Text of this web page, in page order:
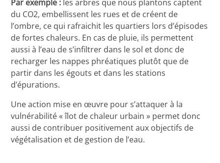
Par exemple : les arbres que nous plantons captent
du CO2, embellissent les rues et de créent de
l’ombre, ce qui rafraichit les quartiers lors d’épisodes
de fortes chaleurs. En cas de pluie, ils permettent
aussi à l’eau de s’infiltrer dans le sol et donc de
recharger les nappes phréatiques plutôt que de
partir dans les égouts et dans les stations
d’épurations.
Une action mise en œuvre pour s’attaquer à la
vulnérabilité « îlot de chaleur urbain » permet donc
aussi de contribuer positivement aux objectifs de
végétalisation et de gestion de l’eau.